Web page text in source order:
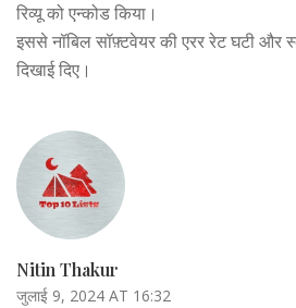
रिव्यू को एन्कोड किया।
इससे नॉबिल सॉफ़्टवेयर की एरर रेट घटी और
दिखाई दिए।
Nitin Thakur
जुलाई 9, 2024 AT 16:32